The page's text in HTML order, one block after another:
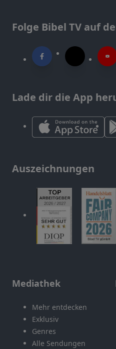
Folge Bibel TV auf
Lade dir die App
Auszeichnungen
Mediathek
Mehr entdecken
Exklusiv
Genres
Alle Sendungen